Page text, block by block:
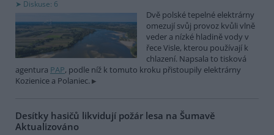
Diskuse: 6
Dvě polské tepelné elektrárny
omezují svůj provoz kvůli vlně
veder a nízké hladině vody v
řece Visle, kterou používají k
chlazení. Napsala to tisková
agentura PAP, podle níž k tomuto kroku přistoupily elektrárny
Kozienice a Polaniec.
Desítky hasičů likvidují požár lesa na Šumavě
Aktualizováno